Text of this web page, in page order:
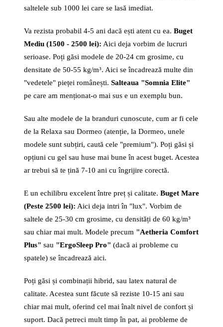
saltelele sub 1000 lei care se lasă imediat.
Va rezista probabil 4-5 ani dacă ești atent cu ea. Buget
Mediu (1500 - 2500 lei): Aici deja vorbim de lucruri
serioase. Poți găsi modele de 20-24 cm grosime, cu
densitate de 50-55 kg/m³. Aici se încadrează multe din
"vedetele" pieței românești. Salteaua "Somnia Elite"
pe care am menționat-o mai sus e un exemplu bun.
Sau alte modele de la branduri cunoscute, cum ar fi cele
de la Relaxa sau Dormeo (atenție, la Dormeo, unele
modele sunt subțiri, caută cele "premium"). Poți găsi și
opțiuni cu gel sau huse mai bune în acest buget. Acestea
ar trebui să te țină 7-10 ani cu îngrijire corectă.
E un echilibru excelent între preț și calitate. Buget Mare
(Peste 2500 lei): Aici deja intri în "lux". Vorbim de
saltele de 25-30 cm grosime, cu densități de 60 kg/m³
sau chiar mai mult. Modele precum "Aetheria Comfort
Plus" sau "ErgoSleep Pro" (dacă ai probleme cu
spatele) se încadrează aici.
Poți găsi și combinații hibrid, sau latex natural de
calitate. Acestea sunt făcute să reziste 10-15 ani sau
chiar mai mult, oferind cel mai înalt nivel de confort și
suport. Dacă petreci mult timp în pat, ai probleme de